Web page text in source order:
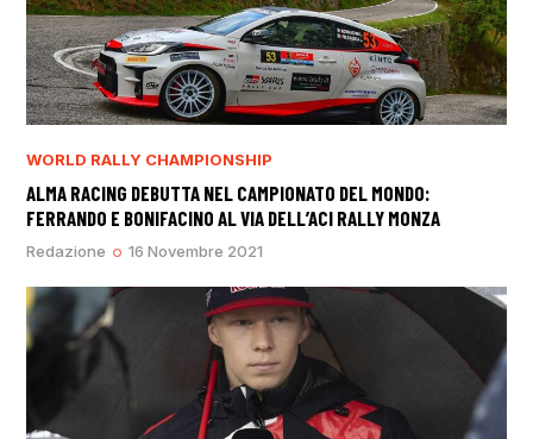
WORLD RALLY CHAMPIONSHIP
ALMA RACING DEBUTTA NEL CAMPIONATO DEL MONDO:
FERRANDO E BONIFACINO AL VIA DELL’ACI RALLY MONZA
Redazione 16 Novembre 2021